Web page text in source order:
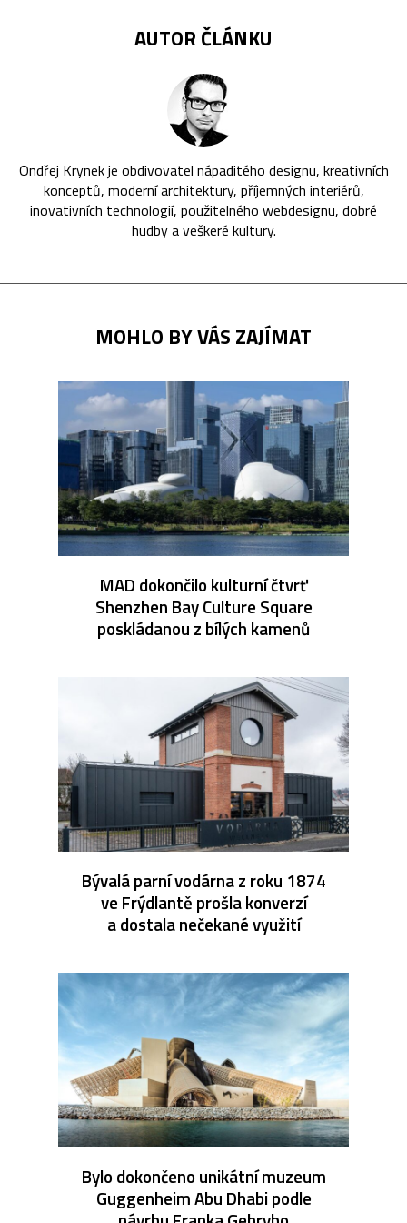
AUTOR ČLÁNKU
Ondřej Krynek je obdivovatel nápaditého designu, kreativních
konceptů, moderní architektury, příjemných interiérů,
inovativních technologií, použitelného webdesignu, dobré
hudby a veškeré kultury.
MOHLO BY VÁS ZAJÍMAT
MAD dokončilo kulturní čtvrť
Shenzhen Bay Culture Square
poskládanou z bílých kamenů
Bývalá parní vodárna z roku 1874
ve Frýdlantě prošla konverzí
a dostala nečekané využití
Bylo dokončeno unikátní muzeum
Guggenheim Abu Dhabi podle